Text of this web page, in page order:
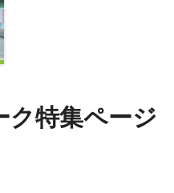
ク特集ページ